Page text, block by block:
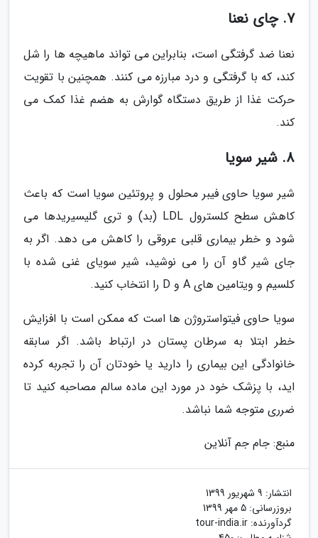
7. چای نعنا
نعنا ضد گرفتگی است، بنابراین می تواند ماهیچه ها را شل
کند، که با گرفتگی و درد مبارزه می کنند. همچنین با تقویت
حرکت غذا از طریق دستگاه گوارش به هضم غذا کمک می
کند.
8. شیر سویا
شیر سویا حاوی فیبر محلول و پروتئین سویا است که باعث
کاهش سطح کلسترول LDL (بد) و تری گلیسیریدها می
شود و خطر بیماری قلبی عروقی را کاهش می دهد. اگر به
جای شیر گاو آن را می نوشید، شیر سویای غنی شده با
کلسیم و ویتامین های A و D را انتخاب کنید.
سویا حاوی فیتواستروژن ها است که ممکن است با افزایش
خطر ابتلا به سرطان پستان در ارتباط باشد. اگر سابقه
خانوادگی این بیماری را دارید یا خودتان آن را تجربه کرده
اید، با پزشک خود در مورد این ماده سالم مصاحبه کنید تا
ضرری متوجه شما نباشد.
منبع: جام جم آنلاین
انتشار: 9 شهریور 1399
بروزرسانی: 5 مهر 1399
گردآورنده: tour-india.ir